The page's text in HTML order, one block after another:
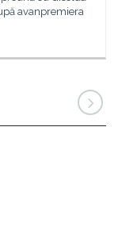
avanpremiera